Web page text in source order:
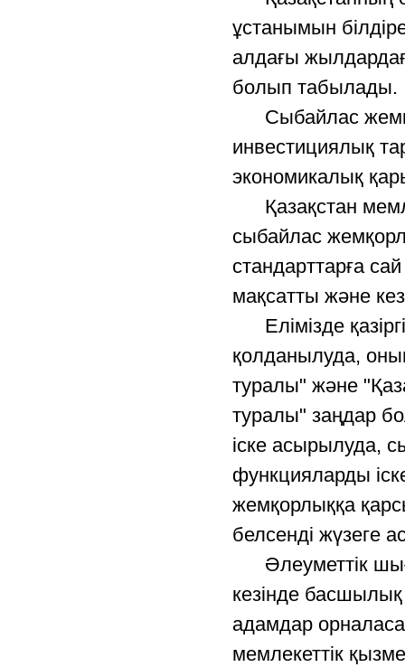
ұстанымын
алдағы
болып табылады.
Сыбайлас
инвестициялық
экономикалық
Қазақстан
сыбайлас
стандарттарға
мақсатты және
Елімізде
қолданылуда,
туралы" және
туралы" заңдар
іске асырылуда,
функцияларды
жемқорлыққа
белсенді жүзеге
Әлеуметтік
кезінде басшылық
адамдар
мемлекеттік